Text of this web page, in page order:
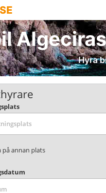
Hyra
på annan plats